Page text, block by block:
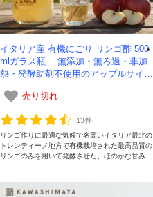
イタリア産 有機にごり リンゴ酢 500
mlガラス瓶 ｜無添加・無ろ過・非加
熱・発酵助剤不使用のアップルサイダ
売り切れ
13件
リンゴ作りに最適な気候で名高いイタリア最北の
トレンティーノ地方で有機栽培された最高品質の
リンゴのみを用いて発酵させた、ほのかな甘みと